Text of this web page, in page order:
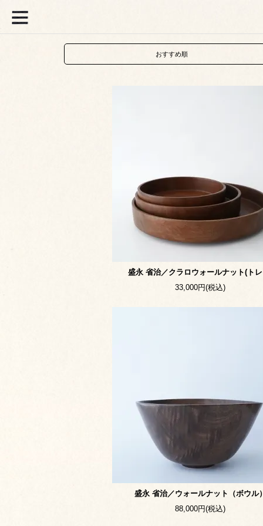
おすすめ順
盛永 省治／クラロウォールナット(ト
33,000円(税込)
盛永 省治／ウォールナット（ボウル
88,000円(税込)